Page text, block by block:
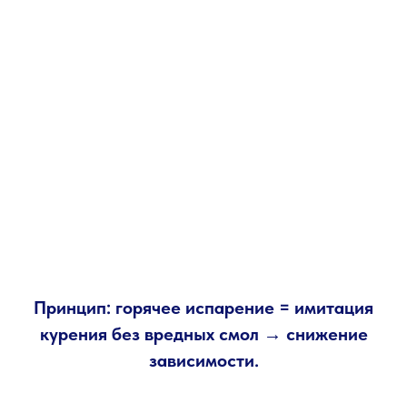
Принцип: горячее испарение = имитация
курения без вредных смол → снижение
зависимости.